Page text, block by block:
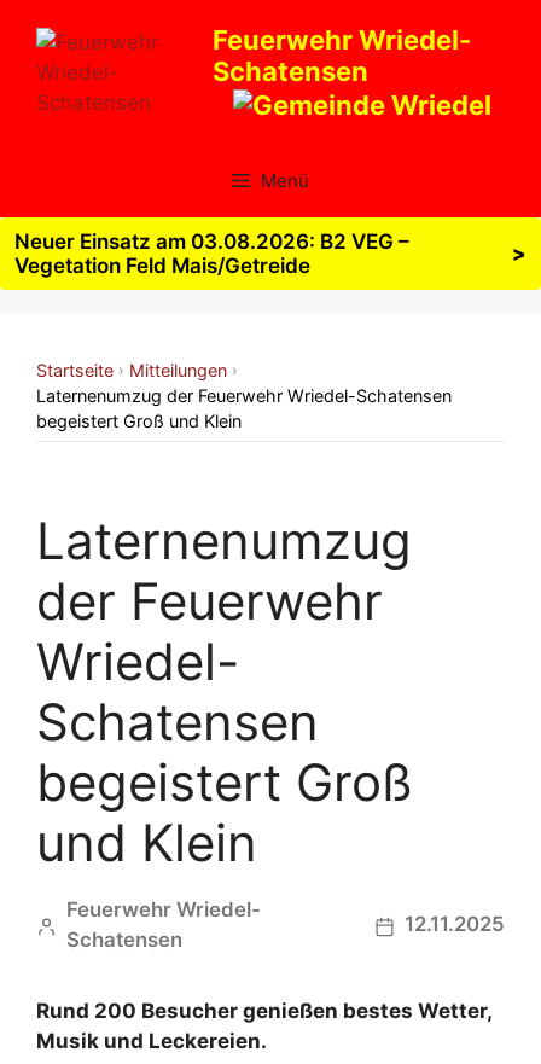
Inhalt
springen
Feuerwehr Wriedel-
Schatensen
Menü
Neuer Einsatz am 03.08.2026: B2 VEG –
Vegetation Feld Mais/Getreide
>
Startseite › Mitteilungen ›
Laternenumzug der Feuerwehr Wriedel-Schatensen
begeistert Groß und Klein
Laternenumzug
der Feuerwehr
Wriedel-
Schatensen
begeistert Groß
und Klein
Feuerwehr Wriedel-
Schatensen
12.11.2025
Rund 200 Besucher genießen bestes Wetter,
Musik und Leckereien.